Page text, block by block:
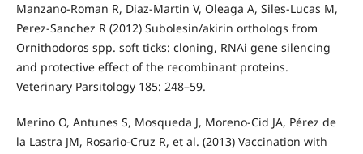
Manzano-Roman R, Diaz-Martin V, Oleaga A, Siles-Lucas M,
Perez-Sanchez R (2012) Subolesin/akirin orthologs from
Ornithodoros spp. soft ticks: cloning, RNAi gene silencing
and protective effect of the recombinant proteins.
Veterinary Parsitology 185: 248–59.
Merino O, Antunes S, Mosqueda J, Moreno-Cid JA, Pérez de
la Lastra JM, Rosario-Cruz R, et al. (2013) Vaccination with